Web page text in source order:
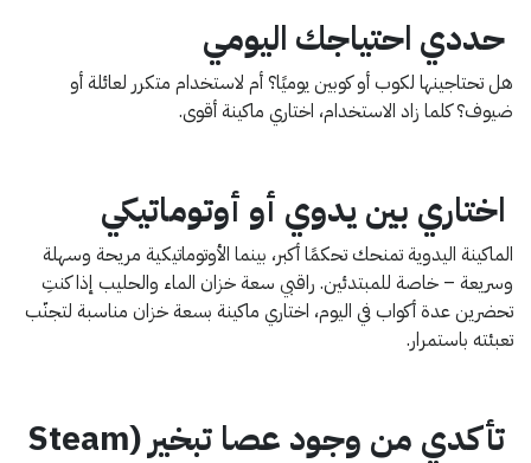
حددي احتياجك اليومي
هل تحتاجينها لكوب أو كوبين يوميًا؟ أم لاستخدام متكرر لعائلة أو
ضيوف؟ كلما زاد الاستخدام، اختاري ماكينة أقوى.
اختاري بين يدوي أو أوتوماتيكي
الماكينة اليدوية تمنحك تحكمًا أكبر، بينما الأوتوماتيكية مريحة وسهلة
وسريعة – خاصة للمبتدئين. راقبي سعة خزان الماء والحليب إذا كنتِ
تحضرين عدة أكواب في اليوم، اختاري ماكينة بسعة خزان مناسبة لتجنّب
تعبئته باستمرار.
تأكدي من وجود عصا تبخير (Steam